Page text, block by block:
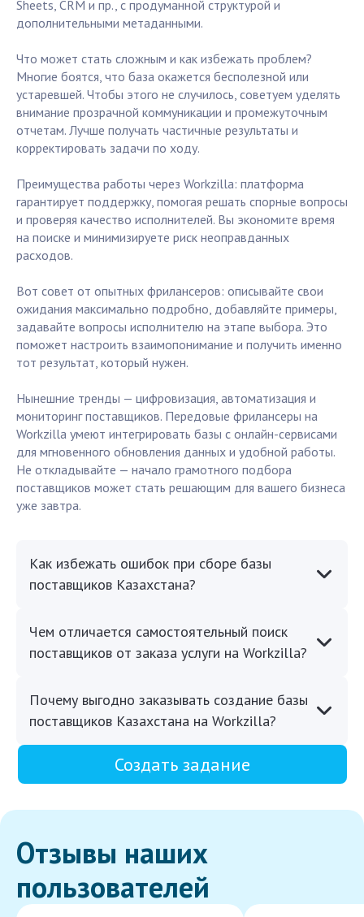
Sheets, CRM и пр., с продуманной структурой и
дополнительными метаданными.
Что может стать сложным и как избежать проблем?
Многие боятся, что база окажется бесполезной или
устаревшей. Чтобы этого не случилось, советуем уделять
внимание прозрачной коммуникации и промежуточным
отчетам. Лучше получать частичные результаты и
корректировать задачи по ходу.
Преимущества работы через Workzilla: платформа
гарантирует поддержку, помогая решать спорные вопросы
и проверяя качество исполнителей. Вы экономите время
на поиске и минимизируете риск неоправданных
расходов.
Вот совет от опытных фрилансеров: описывайте свои
ожидания максимально подробно, добавляйте примеры,
задавайте вопросы исполнителю на этапе выбора. Это
поможет настроить взаимопонимание и получить именно
тот результат, который нужен.
Нынешние тренды — цифровизация, автоматизация и
мониторинг поставщиков. Передовые фрилансеры на
Workzilla умеют интегрировать базы с онлайн-сервисами
для мгновенного обновления данных и удобной работы.
Не откладывайте — начало грамотного подбора
поставщиков может стать решающим для вашего бизнеса
уже завтра.
Как избежать ошибок при сборе базы
поставщиков Казахстана?
Чем отличается самостоятельный поиск
поставщиков от заказа услуги на Workzilla?
Почему выгодно заказывать создание базы
поставщиков Казахстана на Workzilla?
Создать задание
Отзывы наших
пользователей